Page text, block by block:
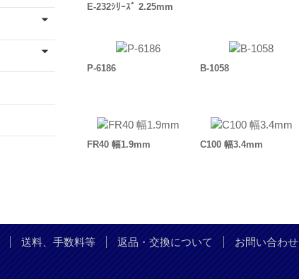
E-232ｼﾘｰｽﾞ 2.25mm
P-6186 B-1058
FR40 幅1.9mm C100 幅3.4mm
送料、手数料等 返品・交換について お問い合わせ